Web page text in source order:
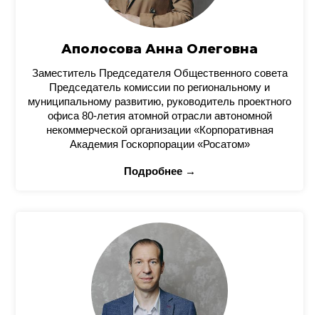
Аполосова Анна Олеговна
Заместитель Председателя Общественного совета
Председатель комиссии по региональному и
муниципальному развитию, руководитель проектного
офиса 80-летия атомной отрасли автономной
некоммерческой организации «Корпоративная
Академия Госкорпорации «Росатом»
Подробнее →